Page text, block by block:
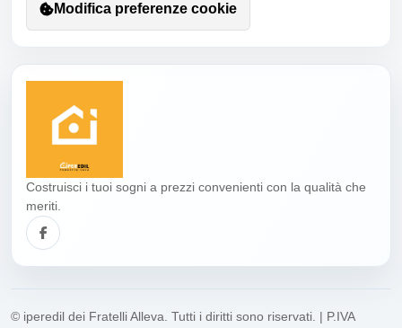
Modifica preferenze cookie
Costruisci i tuoi sogni a prezzi convenienti con la qualità che
meriti.
© iperedil dei Fratelli Alleva. Tutti i diritti sono riservati. | P.IVA